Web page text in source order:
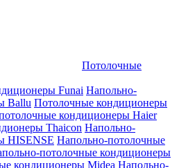
Потолочные
Funai Напольно-
Ballu Потолочные кондиционеры
кондиционеры Haier
Thaicon Напольно-
HISENSE Напольно-потолочные
потолочные кондиционеры
кондиционеры Midea Напольно-